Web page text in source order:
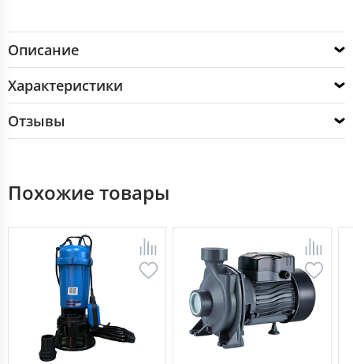
Описание
Характеристики
Отзывы
Похожие товары